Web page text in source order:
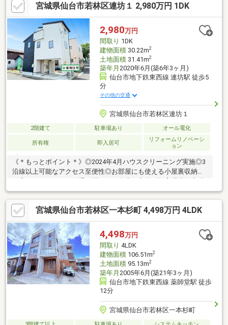
宮城県仙台市若林区連坊１ 2,980万円 1DK
2,980万円
間取り 1DK
建物面積30.22m2
土地面積31.41m2
築年月 2020年6月(築6年3ヶ月)
仙台市地下鉄東西線 連坊駅 徒歩5
分
その他の交通
宮城県仙台市若林区連坊１
2階建て 駐車場あり オール電化
所有権 即入居可
リフォームリノベーシ
ョン
《＊もっとポイント＊》◎2024年4月ハウスクリーニング実施◎3
沿線以上可能なアクセス至便性◎お部屋にも使える小屋裏収納付
坊小路小学校 徒歩1分(60ｍ)◇東華中学校 徒歩16分(1200ｍ)◇
穀町保育園 徒歩6分(451ｍ)《周辺環境》◇セブンイレブン 仙台
連坊1丁目店 徒歩2分(123ｍ)◇仙台連坊郵便局 徒歩8分(580
ｍ)◇ココカラファイン五橋店 徒歩8分(580ｍ)◇みやぎ生協 新
寺店 徒歩11分(848ｍ)◇ヨドバシ仙台ビル 徒歩16分(1276ｍ)
宮城県仙台市若林区一本杉町 4,498万円 4LDK
4,498万円
間取り 4LDK
建物面積106.51m2
土地面積95.13m2
築年月 2005年6月(築21年3ヶ月)
仙台市地下鉄東西線 薬師堂駅 徒歩
12分
宮城県仙台市若林区一本杉町